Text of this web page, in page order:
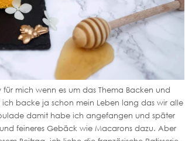
mich wenn es um das Thema Backen und
backe ja schon mein Leben lang das wir alle
damit habe ich angefangen und später
feineres Gebäck wie Macarons dazu. Aber